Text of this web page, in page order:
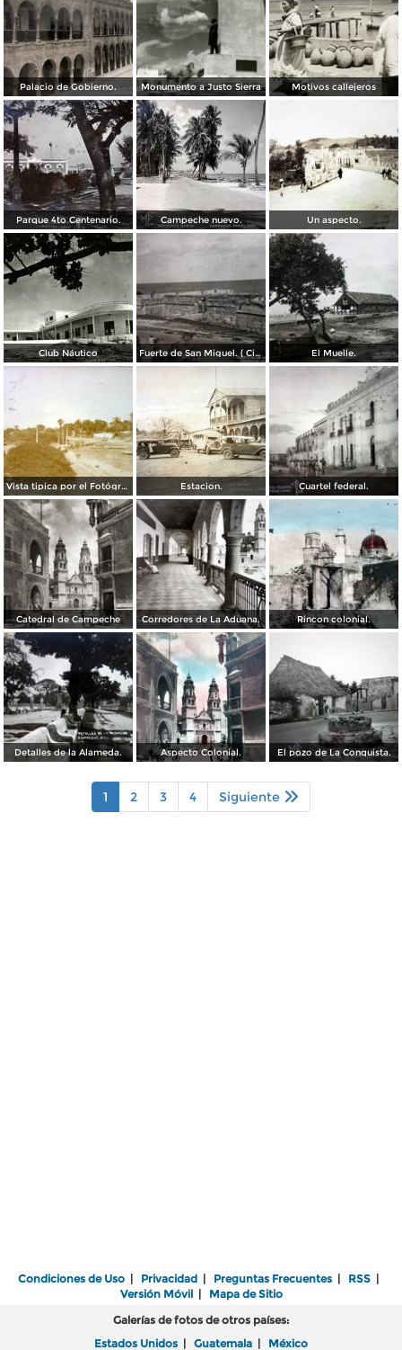
Palacio de Gobierno. Monumento a Justo Sierra Motivos callejeros
Parque 4to Centenario. Campeche nuevo. Un aspecto.
Club Náutico Fuerte de San Miguel. ( Circulada el 30 de Junio de 1947 ). El Muelle.
Vista tipica por el Fotógrafo Hugo Brehme. Estacion. Cuartel federal.
Catedral de Campeche Corredores de La Aduana. Rincon colonial.
Detalles de la Alameda. Aspecto Colonial. El pozo de La Conquista.
1 2 3 4 Siguiente
Condiciones de Uso | Privacidad | Preguntas Frecuentes | RSS |
Versión Móvil| Mapa de Sitio
Galerías de fotos de otros países:
Estados Unidos | Guatemala | México